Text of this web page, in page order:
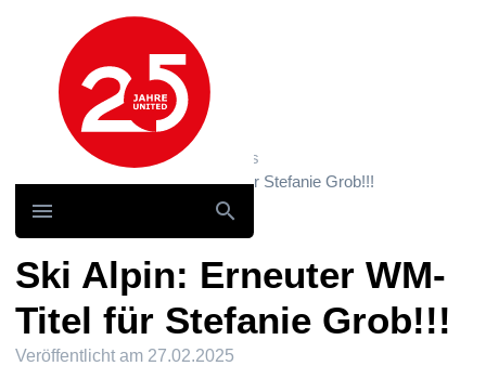
Hauptnavigation
News und Storys / News
Ski Alpin: Erneuter WM-Titel für Stefanie Grob!!!
Ski Alpin: Erneuter WM-
Titel für Stefanie Grob!!!
Veröffentlicht am 27.02.2025